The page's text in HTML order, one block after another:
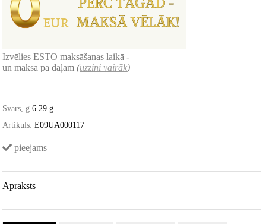
Izvēlies ESTO maksāšanas laikā -
un maksā pa daļām(uzzini vairāk)
Svars, g 6.29 g
Artikuls: E09UA000117
pieejams
Apraksts